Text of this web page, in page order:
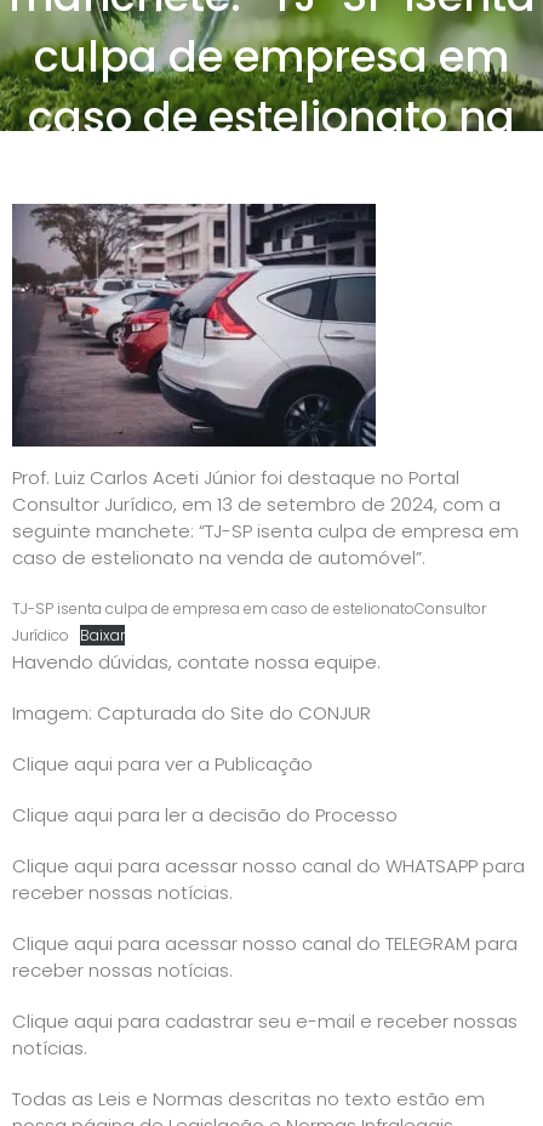
culpa de empresa em
caso de estelionato na
Posted on13 de setembro de 2024byLuiz Carlos Aceti Júnior
Prof. Luiz Carlos Aceti Júnior foi destaque no Portal
Consultor Jurídico, em 13 de setembro de 2024, com a
seguinte manchete: “TJ-SP isenta culpa de empresa em
caso de estelionato na venda de automóvel”.
TJ-SP isenta culpa de empresa em caso de estelionatoConsultor
Jurídico
Baixar
Havendo dúvidas, contate nossa equipe.
Imagem: Capturada do Site do CONJUR
Clique aqui para ver a Publicação
Clique aqui para ler a decisão do Processo
Clique aqui para acessar nosso canal do WHATSAPP para
receber nossas notícias.
Clique aqui para acessar nosso canal do TELEGRAM para
receber nossas notícias.
Clique aqui para cadastrar seu e-mail e receber nossas
notícias.
Todas as Leis e Normas descritas no texto estão em